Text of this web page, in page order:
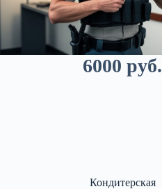
6000 руб.
Кондитерская